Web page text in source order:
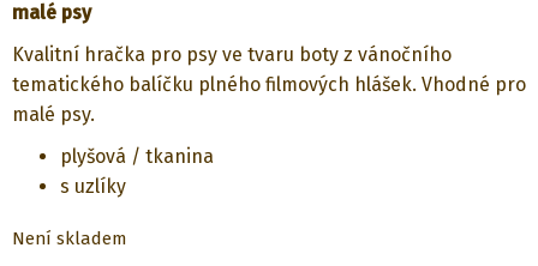
malé psy
Kvalitní hračka pro psy ve tvaru boty z vánočního
tematického balíčku plného filmových hlášek. Vhodné pro
malé psy.
plyšová / tkanina
s uzlíky
Není skladem